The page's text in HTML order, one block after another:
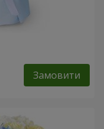
Замовити